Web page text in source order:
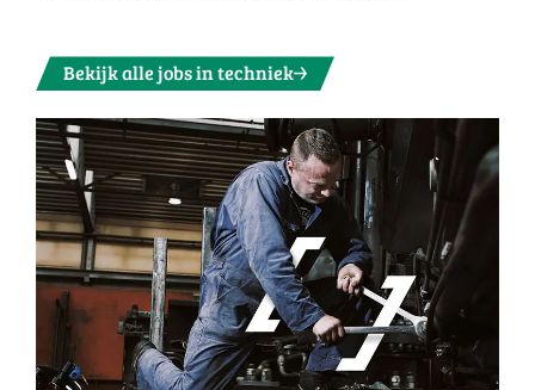
Bekijk alle jobs in techniek